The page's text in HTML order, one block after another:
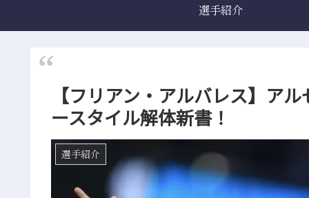
選手紹介
【フリアン・アルバレス】ア
ースタイル解体新書！
選手紹介